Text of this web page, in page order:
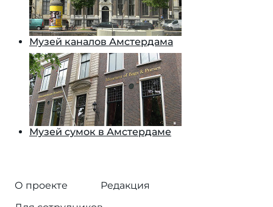
Музей каналов Амстердама
Музей сумок в Амстердаме
О проекте
Редакция